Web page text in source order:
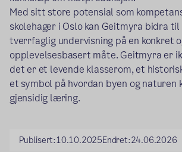
Med sitt store potensial som
skolehager i Oslo kan Geitmyra bidra
tverrfaglig undervisning på en konkret
opplevelsesbasert måte. Geitmyra er
det er et levende klasserom, et
et symbol på hvordan byen og naturen
gjensidig læring.
Publisert:10.10.2025Endret:24.06.2026